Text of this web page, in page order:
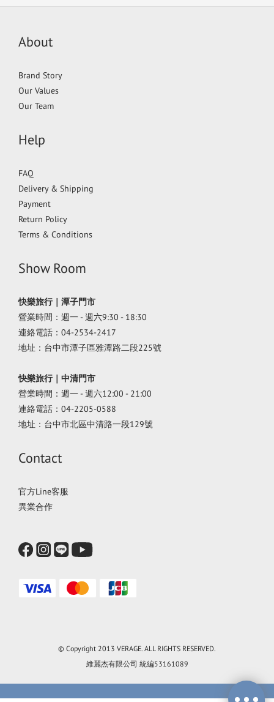
About
Brand Story
Our Values
Our Team
Help
FAQ
Delivery & Shipping
Payment
Return Policy
Terms & Conditions
Show Room
快樂旅行｜潭子門市
營業時間：週一 - 週六9:30 - 18:30
連絡電話：04-2534-2417
地址：台中市潭子區雅潭路二段225號
快樂旅行｜中清門市
營業時間：週一 - 週六12:00 - 21:00
連絡電話：04-2205-0588
地址：台中市北區中清路一段129號
Contact
官方Line客服
異業合作
© Copyright 2013 VERAGE. ALL RIGHTS RESERVED.
維麗杰有限公司 統編53161089